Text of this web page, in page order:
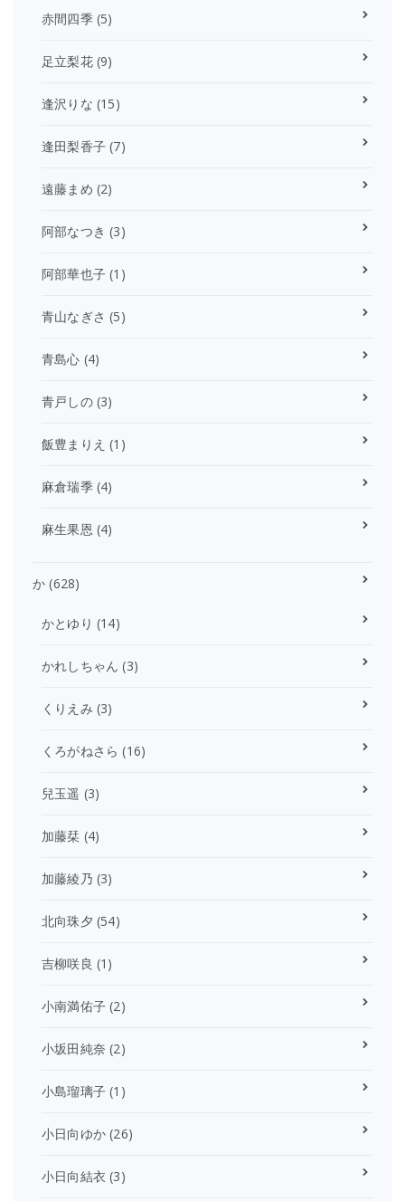
赤間四季(5)
足立梨花(9)
逢沢りな (15)
逢田梨香子 (7)
遠藤まめ (2)
阿部なつき (3)
阿部華也子 (1)
青山なぎさ (5)
青島心 (4)
青戸しの(3)
飯豊まりえ (1)
麻倉瑞季(4)
麻生果恩 (4)
か (628)
かとゆり (14)
かれしちゃん (3)
くりえみ (3)
くろがねさら (16)
兒玉遥 (3)
加藤栞 (4)
加藤綾乃 (3)
北向珠夕 (54)
吉柳咲良 (1)
小南満佑子 (2)
小坂田純奈 (2)
小島瑠璃子 (1)
小日向ゆか (26)
小日向結衣 (3)